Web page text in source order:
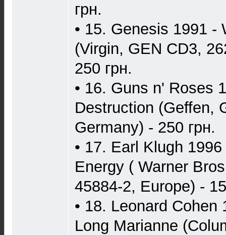
грн.
• 15. Genesis 1991 -
(Virgin, GEN CD3,
250 грн.
• 16. Guns n' Roses
Destruction (Geffen,
Germany) - 250 грн.
• 17. Earl Klugh
Energy ( Warner
45884-2, Europe) -
• 18. Leonard Cohen
Long Marianne